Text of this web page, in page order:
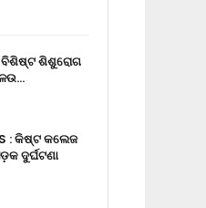
ବିଶିଷ୍ଟ ଶିଶୁରୋଗ
: କିଷ୍ଟ କଲେଜ
ଦୁର୍ଘଟଣା